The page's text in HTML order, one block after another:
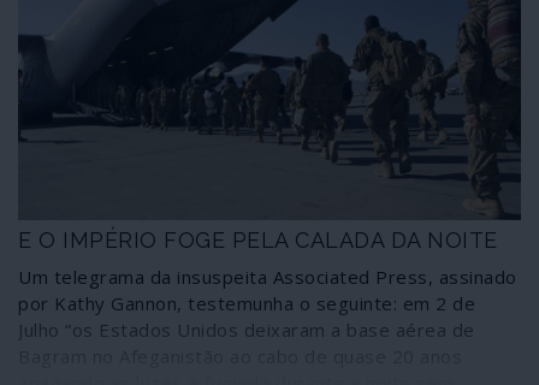
E O IMPÉRIO FOGE PELA CALADA DA NOITE
Um telegrama da insuspeita Associated Press, assinado
por Kathy Gannon, testemunha o seguinte: em 2 de
Julho “os Estados Unidos deixaram a base aérea de